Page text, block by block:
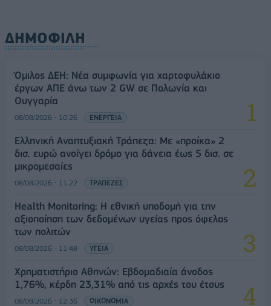
ΔΗΜΟΦΙΛΗ
Όμιλος ΔΕΗ: Νέα συμφωνία για χαρτοφυλάκιο
έργων ΑΠΕ άνω των 2 GW σε Πολωνία και
Ουγγαρία
08/08/2026 - 10:26 ΕΝΕΡΓΕΙΑ
Ελληνική Αναπτυξιακή Τράπεζα: Με «προίκα» 2
δισ. ευρώ ανοίγει δρόμο για δάνεια έως 5 δισ. σε
μικρομεσαίες
08/08/2026 - 11:22 ΤΡΑΠΕΖΕΣ
Health Monitoring: Η εθνική υποδομή για την
αξιοποίηση των δεδομένων υγείας προς όφελος
των πολιτών
08/08/2026 - 11:48 ΥΓΕΙΑ
Χρηματιστήριο Αθηνών: Εβδομαδιαία άνοδος
1,76%, κέρδη 23,31% από τις αρχές του έτους
08/08/2026 - 12:36 ΟΙΚΟΝΟΜΙΑ